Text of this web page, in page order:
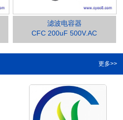
滤波电容器
CFC 200uF 500V.AC
更多>>